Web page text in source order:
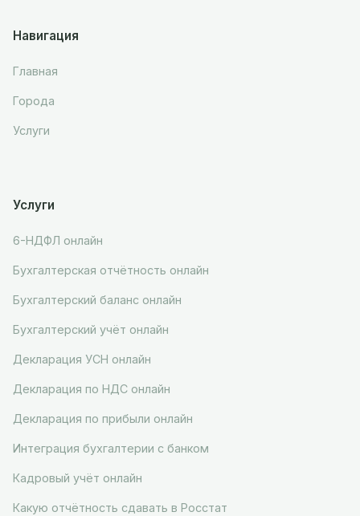
Навигация
Главная
Города
Услуги
Услуги
6-НДФЛ онлайн
Бухгалтерская отчётность онлайн
Бухгалтерский баланс онлайн
Бухгалтерский учёт онлайн
Декларация УСН онлайн
Декларация по НДС онлайн
Декларация по прибыли онлайн
Интеграция бухгалтерии с банком
Кадровый учёт онлайн
Какую отчётность сдавать в Росстат